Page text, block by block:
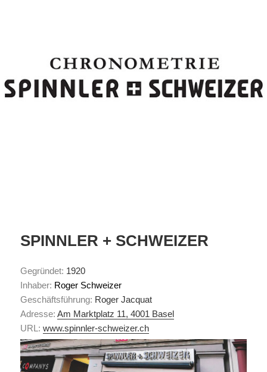
SPINNLER + SCHWEIZER
Gegründet: 1920
Inhaber: Roger Schweizer
Geschäftsführung: Roger Jacquat
Adresse: Am Marktplatz 11, 4001 Basel
URL:www.spinnler-schweizer.ch